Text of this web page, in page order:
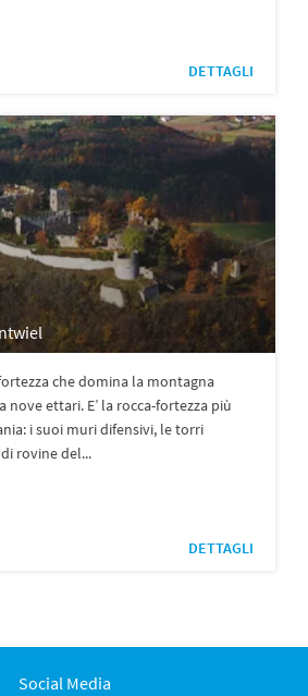
DETTAGLI
che domina la montagna
nove ettari. E’ la rocca-fortezza più
i suoi muri difensivi, le torri
rovine del...
DETTAGLI
Social Media